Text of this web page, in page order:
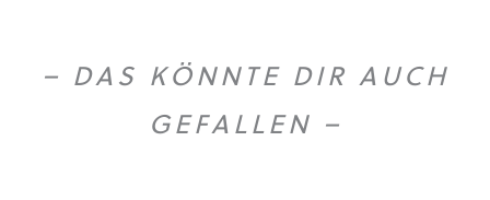
– DAS KÖNNTE DIR AUCH
GEFALLEN –